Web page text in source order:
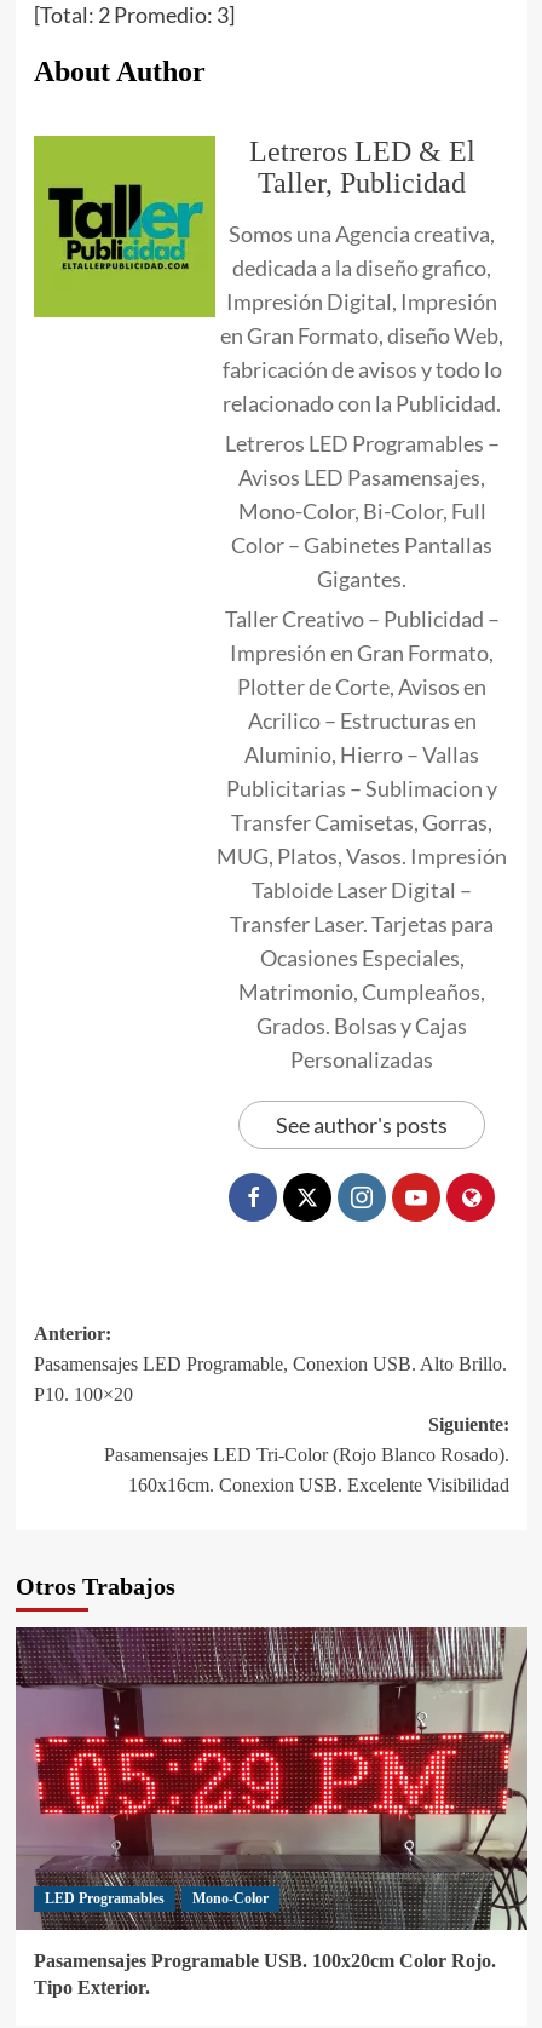
[Total: 2Promedio: 3]
About Author
Letreros LED & El
Taller, Publicidad
Somos una Agencia creativa,
dedicada a la diseño grafico,
Impresión Digital, Impresión
en Gran Formato, diseño Web,
fabricación de avisos y todo lo
relacionado con la Publicidad.
Letreros LED Programables –
Avisos LED Pasamensajes,
Mono-Color, Bi-Color, Full
Color – Gabinetes Pantallas
Gigantes.
Taller Creativo – Publicidad –
Impresión en Gran Formato,
Plotter de Corte, Avisos en
Acrilico – Estructuras en
Aluminio, Hierro – Vallas
Publicitarias – Sublimacion y
Transfer Camisetas, Gorras,
MUG, Platos, Vasos. Impresión
Tabloide Laser Digital –
Transfer Laser. Tarjetas para
Ocasiones Especiales,
Matrimonio, Cumpleaños,
Grados. Bolsas y Cajas
Personalizadas
See author's posts
Navegación
de
Anterior:
Pasamensajes LED Programable, Conexion USB. Alto Brillo.
P10. 100×20
Siguiente:
Pasamensajes LED Tri-Color (Rojo Blanco Rosado).
160x16cm. Conexion USB. Excelente Visibilidad
Otros Trabajos
LED Programables Mono-Color
Pasamensajes Programable USB. 100x20cm Color Rojo.
Tipo Exterior.